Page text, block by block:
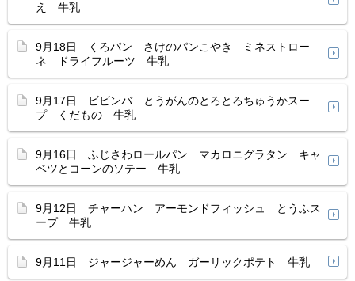
え 牛乳
9月18日 くろパン さけのパンこやき ミネストロー
ネ ドライフルーツ 牛乳
9月17日 ビビンバ とうがんのとろとろちゅうかスー
プ くだもの 牛乳
9月16日 ふじさわロールパン マカロニグラタン キャ
ベツとコーンのソテー 牛乳
9月12日 チャーハン アーモンドフィッシュ とうふス
ープ 牛乳
9月11日 ジャージャーめん ガーリックポテト 牛乳